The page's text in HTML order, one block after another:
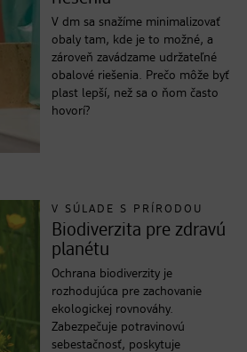
V dm sa snažíme minimalizovať
obaly tam, kde je to možné, a
zároveň zavádzame udržateľné
obalové riešenia. Prečo môže byť
plast lepší, než sa o ňom často
hovorí?
V SÚLADE S PRÍRODOU
Biodiverzita pre zdravú
planétu
Ochrana biodiverzity je
rozhodujúca pre zachovanie
ekologickej rovnováhy.
Zabezpečuje potravinovú
sebestačnosť, poskytuje